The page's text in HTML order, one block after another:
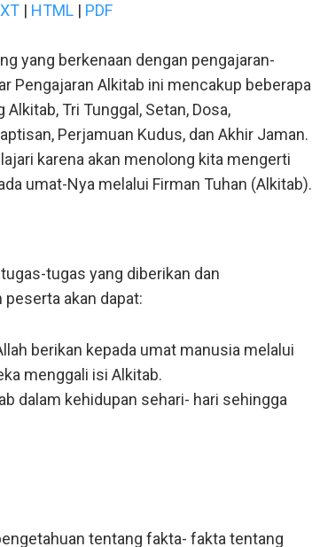
| HTML | PDF
yang berkenaan dengan pengajaran-
Pengajaran Alkitab ini mencakup beberapa
Tri Tunggal, Setan, Dosa,
Perjamuan Kudus, dan Akhir Jaman.
karena akan menolong kita mengerti
umat-Nya melalui Firman Tuhan (Alkitab).
tugas yang diberikan dan
peserta akan dapat:
berikan kepada umat manusia melalui
menggali isi Alkitab.
dalam kehidupan sehari- hari sehingga
tentang fakta- fakta tentang